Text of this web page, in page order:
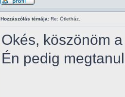
Hozzászólás témája: Re: Ötletház.
Okés, köszönöm
Én pedig